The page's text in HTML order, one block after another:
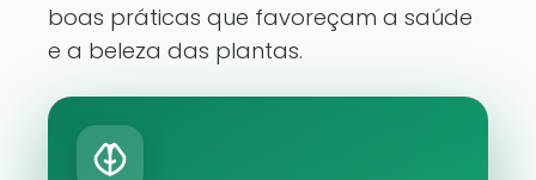
boas práticas que favoreçam a saúde
e a beleza das plantas.